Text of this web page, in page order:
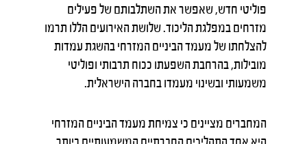
פוליטי חדש, שאפשר את השתלבותם של פעילים
מזרחים במפלגת הליכוד. שלושת האירועים הללו תרמו
להצלחתו של מעמד הביניים המזרחי בהשגת עמדות
מובילות, בהרחבת השפעתו ככוח תרבותי ופוליטי
משמעותי ובשינוי מעמדו בחברה הישראלית.
המחברים מציינים כי צמיחת מעמד הביניים המזרחי